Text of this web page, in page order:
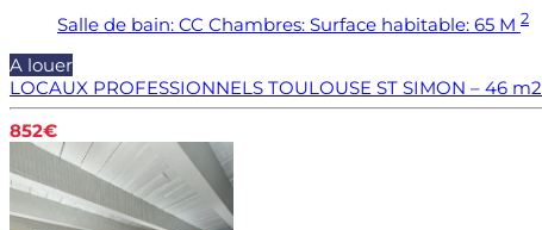
Salle de bain: CC Chambres: Surface habitable: 65 M 2
A louer
LOCAUX PROFESSIONNELS TOULOUSE ST SIMON – 46 m2
852€